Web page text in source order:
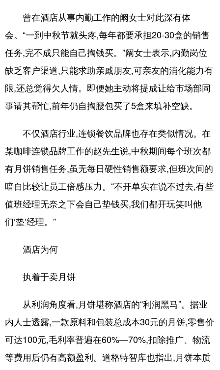
曾在酒店从事内勤工作的阚女士对此深有体
会。“一到中秋节就头疼,每年都要承担20-30盒的销售
任务,完不成只能自己掏钱买。”阚女士表示,内勤岗位
缺乏客户渠道,只能求助亲戚朋友,可亲友的消化能力有
限,还总觉得欠人情。即便她主动将提成让给市场部同
事请其帮忙,前年仍自掏腰包买了5盒来填补空缺。
不仅酒店行业,连锁餐饮品牌也存在类似情况。在
某咖啡连锁品牌工作的赵先生说,中秋期间每个班次都
有月饼销售任务,虽无每日硬性销售额要求,但班次间的
暗自比较让员工倍感压力。“不开单实在说不过去,有些
值班经理无奈之下会自己垫钱买,我们都开玩笑叫他
们‘垫’经理。”
酒店为何
执着于卖月饼
从利润角度看,月饼堪称酒店的“利润黑马”。据业
内人士透露,一款原料和包装总成本30元的月饼,零售价
可达100元,毛利率普遍在60%—70%,扣除推广、物流
等费用后仍有高额盈利。道格特智库也指出,月饼本质